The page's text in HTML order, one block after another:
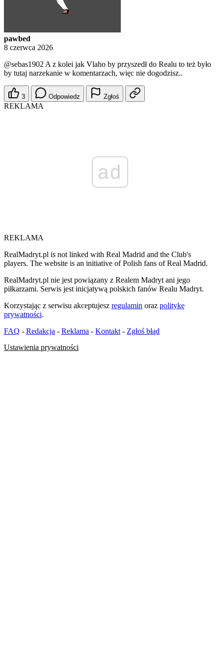
pawbed
8 czerwca 2026
@sebas1902 A z kolei jak Vlaho by przyszedł do Realu to też było
by tutaj narzekanie w komentarzach, więc nie dogodzisz..
3 Odpowiedz Zgłoś
REKLAMA
ad
REKLAMA
RealMadryt.pl is not linked with Real Madrid and the Club's
players. The website is an initiative of Polish fans of Real Madrid.
RealMadryt.pl nie jest powiązany z Realem Madryt ani jego
piłkarzami. Serwis jest inicjatywą polskich fanów Realu Madryt.
Korzystając z serwisu akceptujesz regulamin oraz politykę
prywatności.
FAQ - Redakcja - Reklama - Kontakt - Zgłoś błąd
Ustawienia prywatności